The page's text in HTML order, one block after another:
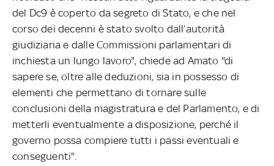
del Dc9 è coperto da segreto di Stato, e che nel
corso dei decenni è stato svolto dall’autorità
giudiziaria e dalle Commissioni parlamentari di
inchiesta un lungo lavoro", chiede ad Amato "di
sapere se, oltre alle deduzioni, sia in possesso di
elementi che permettano di tornare sulle
conclusioni della magistratura e del Parlamento, e di
metterli eventualmente a disposizione, perché il
governo possa compiere tutti i passi eventuali e
conseguenti".